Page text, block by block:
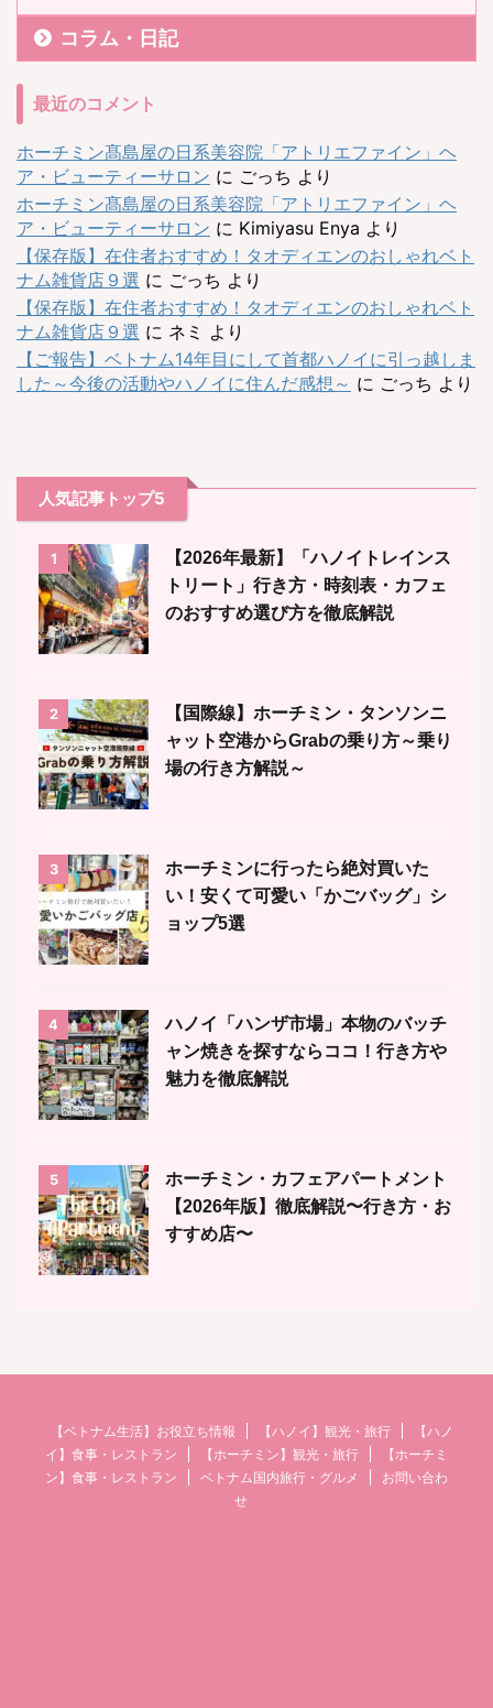
コラム・日記
最近のコメント
ホーチミン髙島屋の日系美容院「アトリエファイン」ヘ
ア・ビューティーサロン に ごっち より
ホーチミン髙島屋の日系美容院「アトリエファイン」ヘ
ア・ビューティーサロン に Kimiyasu Enya より
【保存版】在住者おすすめ！タオディエンのおしゃれベト
ナム雑貨店９選 に ごっち より
【保存版】在住者おすすめ！タオディエンのおしゃれベト
ナム雑貨店９選 に ネミ より
【ご報告】ベトナム14年目にして首都ハノイに引っ越しま
した～今後の活動やハノイに住んだ感想～ に ごっち より
人気記事トップ5
1
【2026年最新】「ハノイトレインス
トリート」行き方・時刻表・カフェ
のおすすめ選び方を徹底解説
2
【国際線】ホーチミン・タンソンニ
ャット空港からGrabの乗り方～乗り
場の行き方解説～
3
ホーチミンに行ったら絶対買いた
い！安くて可愛い「かごバッグ」シ
ョップ5選
4
ハノイ「ハンザ市場」本物のバッチ
ャン焼きを探すならココ！行き方や
魅力を徹底解説
5
ホーチミン・カフェアパートメント
【2026年版】徹底解説〜行き方・お
すすめ店〜
【ベトナム生活】お役立ち情報 【ハノイ】観光・旅行
【ハノ
イ】食事・レストラン
【ホーチミン】観光・旅行
【ホーチミ
ン】食事・レストラン
ベトナム国内旅行・グルメ
お問い合わ
せ